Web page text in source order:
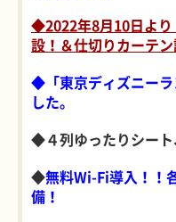
◆2022年8月10日より
設！＆仕切りカーテ
◆「東京ディズニーラ
した。
◆４列ゆったりシー
◆無料Wi-Fi導入！！
備！